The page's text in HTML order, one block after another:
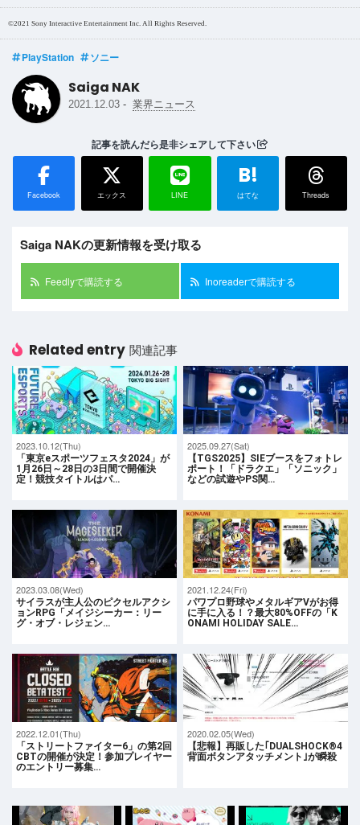
©2021 Sony Interactive Entertainment Inc. All Rights Reserved.
PlayStation ソニー
Saiga NAK
2021.12.03 - 業界ニュース
記事を読んだら是非シェアして下さい
Facebook エックス LINE
B!
はてな Threads
Saiga NAKの更新情報を受け取る
Feedlyで購読する Inoreaderで購読する
Related entry 関連記事
2023.10.12(Thu)
「東京eスポーツフェスタ2024」が
1月26日～28日の3日間で開催決
定！競技タイトルはパ…
2025.09.27(Sat)
【TGS2025】SIEブースをフォトレ
ポート！「ドラクエ」「ソニック」
などの試遊やPS関…
2023.03.08(Wed)
サイラスが主人公のピクセルアクシ
ョンRPG「メイジシーカー：リー
グ・オブ・レジェン…
2021.12.24(Fri)
パワプロ野球やメタルギアVがお得
に手に入る！？最大80%OFFの「K
ONAMI HOLIDAY SALE…
2022.12.01(Thu)
「ストリートファイター6」の第2回
CBTの開催が決定！参加プレイヤー
のエントリー募集…
2020.02.05(Wed)
【悲報】再販した｢DUALSHOCK®4
背面ボタンアタッチメント｣が瞬殺